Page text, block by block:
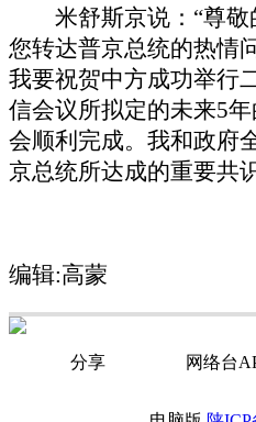
米舒斯京说：“尊敬
您转达普京总统的热情
我要祝贺中方成功举行
信会议所拟定的未来5
会顺利完成。我和政府
京总统所达成的重要共
编辑:高蒙
分享 网络台